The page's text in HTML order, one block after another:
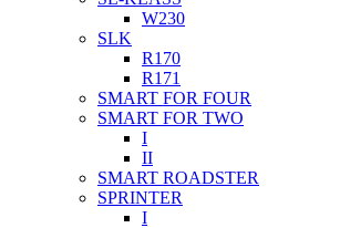
W230
SLK
R170
R171
SMART FOR FOUR
SMART FOR TWO
I
II
SMART ROADSTER
SPRINTER
I